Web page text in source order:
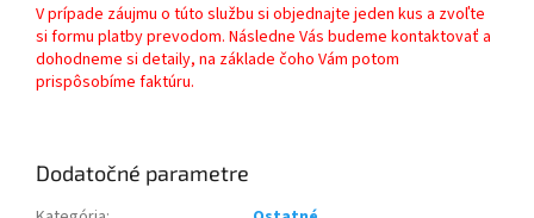
V prípade záujmu o túto službu si objednajte jeden kus a zvoľte
si formu platby prevodom. Následne Vás budeme kontaktovať a
dohodneme si detaily, na základe čoho Vám potom
prispôsobíme faktúru.
Dodatočné parametre